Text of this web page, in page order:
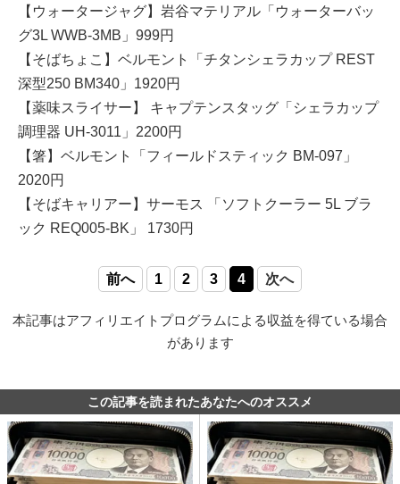
【ウォータージャグ】岩谷マテリアル「ウォーターバッ
グ3L WWB-3MB」999円
【そばちょこ】ベルモント「チタンシェラカップ REST
深型250 BM340」1920円
【薬味スライサー】 キャプテンスタッグ「シェラカップ
調理器 UH-3011」2200円
【箸】ベルモント「フィールドスティック BM-097」
2020円
【そばキャリアー】サーモス 「ソフトクーラー 5L ブラ
ック REQ005-BK」 1730円
前へ 1 2 3 4 次へ
本記事はアフィリエイトプログラムによる収益を得ている場合
があります
この記事を読まれたあなたへのオススメ